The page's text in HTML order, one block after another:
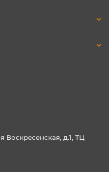
Воскресенская, д.1, ТЦ